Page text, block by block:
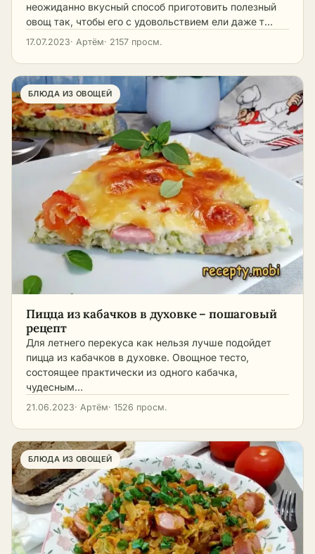
неожиданно вкусный способ приготовить полезный
овощ так, чтобы его с удовольствием ели даже т…
17.07.2023· Артём· 2157 просм.
БЛЮДА ИЗ ОВОЩЕЙ
Пицца из кабачков в духовке – пошаговый
рецепт
Для летнего перекуса как нельзя лучше подойдет
пицца из кабачков в духовке. Овощное тесто,
состоящее практически из одного кабачка,
чудесным…
21.06.2023· Артём· 1526 просм.
БЛЮДА ИЗ ОВОЩЕЙ